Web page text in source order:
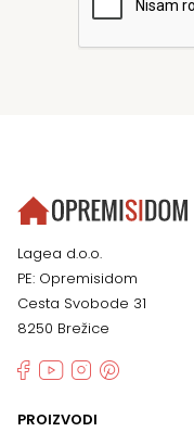
Lagea d.o.o.
PE: Opremisidom
Cesta Svobode 31
8250 Brežice
PROIZVODI